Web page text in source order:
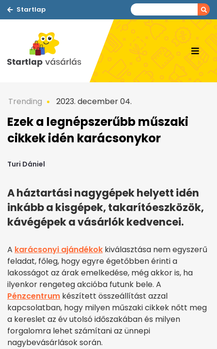
Startlap
Trending 2023. december 04.
Ezek a legnépszerűbb műszaki
cikkek idén karácsonykor
Turi Dániel
A háztartási nagygépek helyett idén
inkább a kisgépek, takarítóeszközök,
kávégépek a vásárlók kedvencei.
A karácsonyi ajándékok kiválasztása nem egyszerű
feladat, főleg, hogy egyre égetőbben érinti a
lakosságot az árak emelkedése, még akkor is, ha
ilyenkor rengeteg akcióba futunk bele. A
Pénzcentrum készített összeállítást azzal
kapcsolatban, hogy milyen műszaki cikkek nőtt meg
a kereslet az év utolsó időszakában és milyen
forgalomra lehet számítani az ünnepi
nagybevásárlások során.